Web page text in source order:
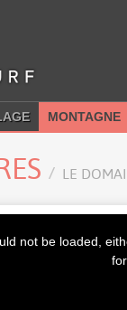
MONTAGNE
LE
not be loaded,